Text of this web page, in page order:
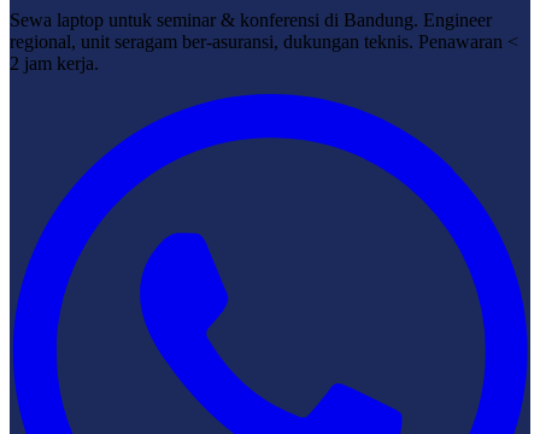
Sewa laptop untuk seminar & konferensi di Bandung. Engineer
regional, unit seragam ber-asuransi, dukungan teknis. Penawaran <
2 jam kerja.